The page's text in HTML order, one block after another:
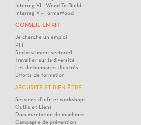
Interreg VI - Wood To Build
Interreg V - FormaWood
CONSEIL EN RH
Je cherche un emploi
PFI
Reclassement sectoriel
Travailler sur la diversité
Les dictionnaires illustrés
Efforts de formation
SÉCURITÉ ET BIEN-ÊTRE
Sessions d'info et workshops
Outils et Liens
Documentation de machines
Campagne de prévention